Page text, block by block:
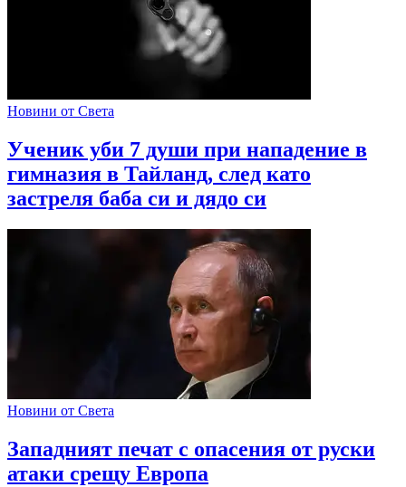
Новини от Света
Ученик уби 7 души при нападение в
гимназия в Тайланд, след като
застреля баба си и дядо си
Новини от Света
Западният печат с опасения от руски
атаки срещу Европа